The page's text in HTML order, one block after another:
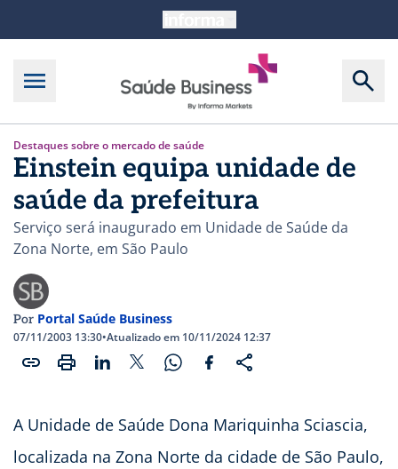
Destaques sobre o mercado de saúde
Einstein equipa unidade de
saúde da prefeitura
Serviço será inaugurado em Unidade de Saúde da
Zona Norte, em São Paulo
Por Portal Saúde Business
07/11/2003 13:30•Atualizado em 10/11/2024 12:37
A Unidade de Saúde Dona Mariquinha Sciascia,
localizada na Zona Norte da cidade de São Paulo,